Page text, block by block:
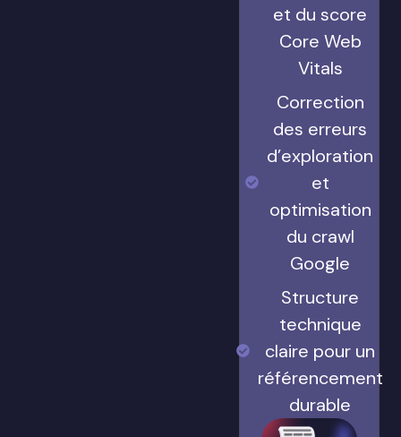
et du score
Core Web
Vitals
Correction
des erreurs
d’exploration
et
optimisation
du crawl
Google
Structure
technique
claire pour un
référencement
durable